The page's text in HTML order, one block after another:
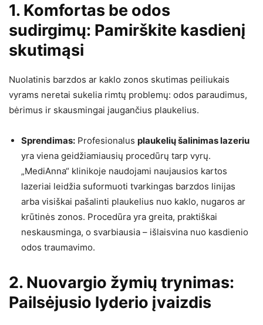
1. Komfortas be odos
sudirgimų: Pamirškite kasdienį
skutimąsi
Nuolatinis barzdos ar kaklo zonos skutimas peiliukais
vyrams neretai sukelia rimtų problemų: odos paraudimus,
bėrimus ir skausmingai įaugančius plaukelius.
Sprendimas: Profesionalus plaukelių šalinimas lazeriu
yra viena geidžiamiausių procedūrų tarp vyrų.
„MediAnna“ klinikoje naudojami naujausios kartos
lazeriai leidžia suformuoti tvarkingas barzdos linijas
arba visiškai pašalinti plaukelius nuo kaklo, nugaros ar
krūtinės zonos. Procedūra yra greita, praktiškai
neskausminga, o svarbiausia – išlaisvina nuo kasdienio
odos traumavimo.
2. Nuovargio žymių trynimas:
Pailsėjusio lyderio įvaizdis